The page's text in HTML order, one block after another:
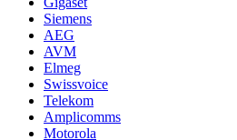
Siemens
AEG
AVM
Elmeg
Swissvoice
Telekom
Amplicomms
Motorola